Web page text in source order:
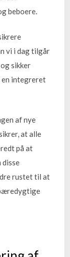
beboere.
vi i dag tilgår
sikker
en integreret
af nye
at alle
på at
disse
rustet til at